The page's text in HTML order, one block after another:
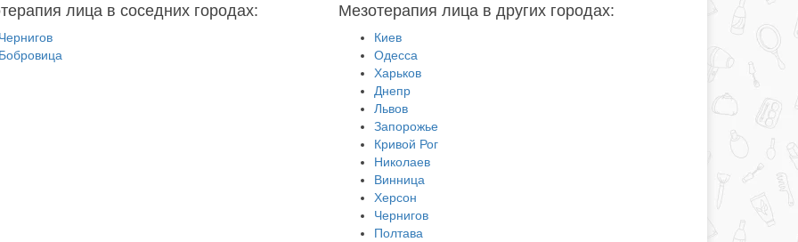
лица в соседних городах: Мезотерапия лица в других городах:
Киев
Одесса
Харьков
Днепр
Львов
Запорожье
Кривой Рог
Николаев
Винница
Херсон
Чернигов
Полтава